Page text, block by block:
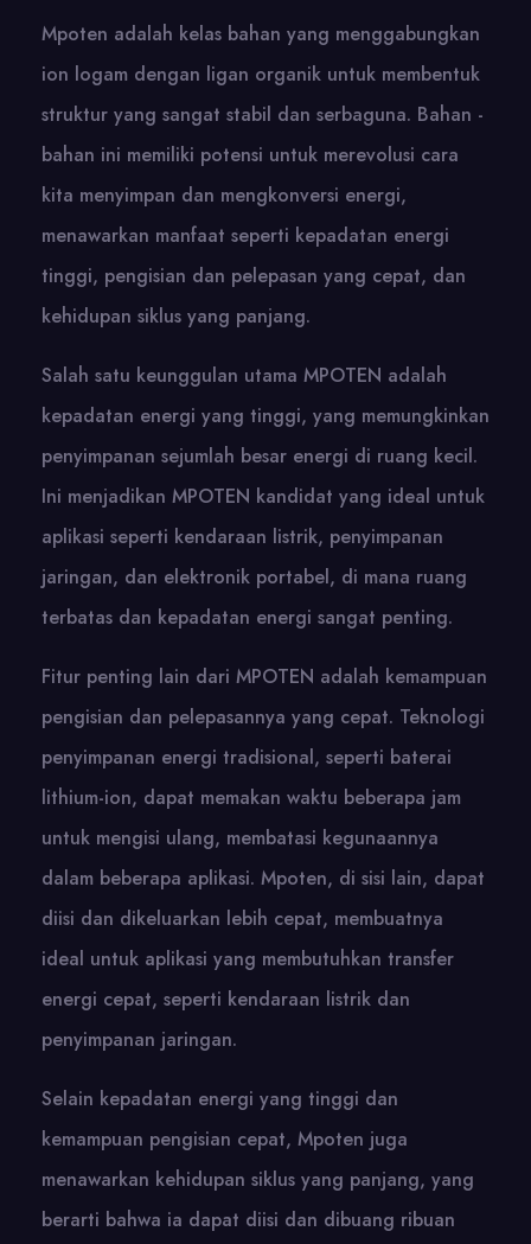
Mpoten adalah kelas bahan yang menggabungkan
ion logam dengan ligan organik untuk membentuk
struktur yang sangat stabil dan serbaguna. Bahan -
bahan ini memiliki potensi untuk merevolusi cara
kita menyimpan dan mengkonversi energi,
menawarkan manfaat seperti kepadatan energi
tinggi, pengisian dan pelepasan yang cepat, dan
kehidupan siklus yang panjang.
Salah satu keunggulan utama MPOTEN adalah
kepadatan energi yang tinggi, yang memungkinkan
penyimpanan sejumlah besar energi di ruang kecil.
Ini menjadikan MPOTEN kandidat yang ideal untuk
aplikasi seperti kendaraan listrik, penyimpanan
jaringan, dan elektronik portabel, di mana ruang
terbatas dan kepadatan energi sangat penting.
Fitur penting lain dari MPOTEN adalah kemampuan
pengisian dan pelepasannya yang cepat. Teknologi
penyimpanan energi tradisional, seperti baterai
lithium-ion, dapat memakan waktu beberapa jam
untuk mengisi ulang, membatasi kegunaannya
dalam beberapa aplikasi. Mpoten, di sisi lain, dapat
diisi dan dikeluarkan lebih cepat, membuatnya
ideal untuk aplikasi yang membutuhkan transfer
energi cepat, seperti kendaraan listrik dan
penyimpanan jaringan.
Selain kepadatan energi yang tinggi dan
kemampuan pengisian cepat, Mpoten juga
menawarkan kehidupan siklus yang panjang, yang
berarti bahwa ia dapat diisi dan dibuang ribuan